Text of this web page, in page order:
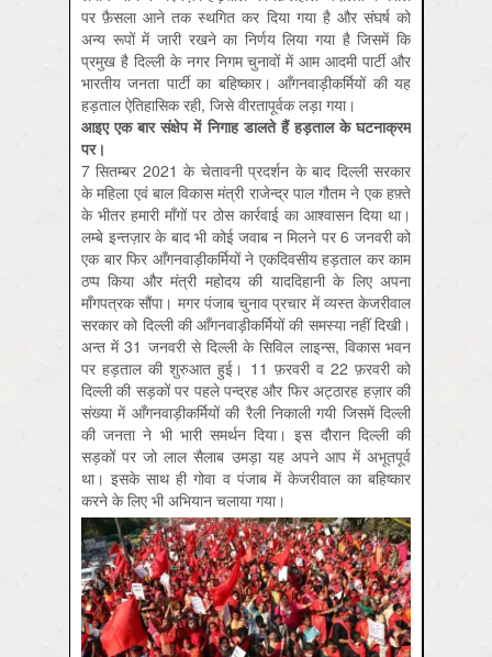
पर फ़ैसला आने तक स्थगित कर दिया गया है और संघर्ष को
अन्य रूपों में जारी रखने का निर्णय लिया गया है जिसमें कि
प्रमुख है दिल्ली के नगर निगम चुनावों में आम आदमी पार्टी और
भारतीय जनता पार्टी का बहिष्कार। आँगनवाड़ीकर्मियों की यह
हड़ताल ऐतिहासिक रही, जिसे वीरतापूर्वक लड़ा गया।
आइए एक बार संक्षेप में निगाह डालते हैं हड़ताल के घटनाक्रम
पर।
7 सितम्बर 2021 के चेतावनी प्रदर्शन के बाद दिल्ली सरकार
के महिला एवं बाल विकास मंत्री राजेन्द्र पाल गौतम ने एक हफ़्ते
के भीतर हमारी माँगों पर ठोस कार्रवाई का आश्वासन दिया था।
लम्बे इन्तज़ार के बाद भी कोई जवाब न मिलने पर 6 जनवरी को
एक बार फिर आँगनवाड़ीकर्मियों ने एकदिवसीय हड़ताल कर काम
ठप्प किया और मंत्री महोदय की याददिहानी के लिए अपना
माँगपत्रक सौंपा। मगर पंजाब चुनाव प्रचार में व्यस्त केजरीवाल
सरकार को दिल्ली की आँगनवाड़ीकर्मियों की समस्या नहीं दिखी।
अन्त में 31 जनवरी से दिल्ली के सिविल लाइन्स, विकास भवन
पर हड़ताल की शुरुआत हुई। 11 फ़रवरी व 22 फ़रवरी को
दिल्ली की सड़कों पर पहले पन्द्रह और फिर अट्ठारह हज़ार की
संख्या में आँगनवाड़ीकर्मियों की रैली निकाली गयी जिसमें दिल्ली
की जनता ने भी भारी समर्थन दिया। इस दौरान दिल्ली की
सड़कों पर जो लाल सैलाब उमड़ा यह अपने आप में अभूतपूर्व
था। इसके साथ ही गोवा व पंजाब में केजरीवाल का बहिष्कार
करने के लिए भी अभियान चलाया गया।